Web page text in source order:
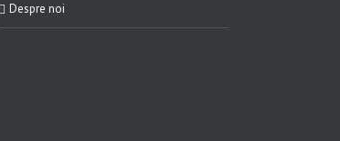
Despre noi